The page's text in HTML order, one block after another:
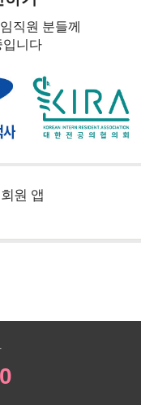
직원 분들께
입니다
원 앱